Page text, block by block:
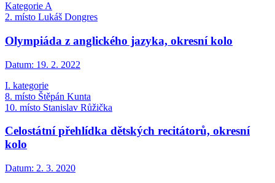
Ka­te­go­rie A
2. mís­to Lukáš Don­gres
Olympiáda z anglického jazyka, okresní kolo
Datum: 19. 2. 2022
I. kategorie
8. místo Štěpán Kunta
10. místo Stanislav Růžička
Celostátní přehlídka dětských recitátorů, okresní
kolo
Datum: 2. 3. 2020